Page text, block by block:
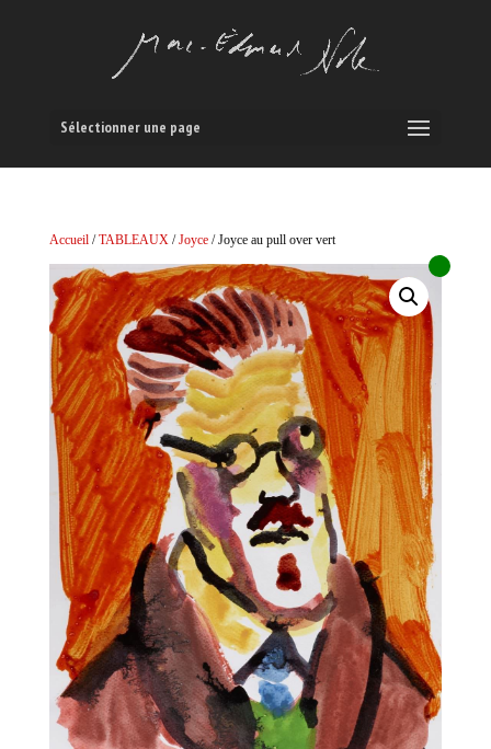
Sélectionner une page
Accueil/TABLEAUX/Joyce/ Joyce au pull over vert